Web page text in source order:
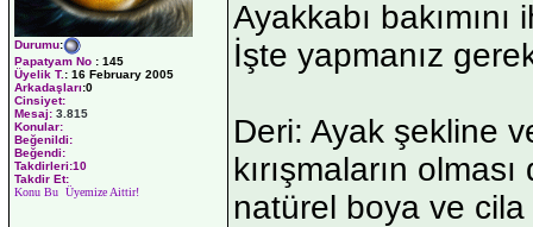
Durumu:
Papatyam No : 145
Üyelik T.: 16 February 2005
Arkadaşları:0
Cinsiyet:
Mesaj: 3.815
Konular:
Beğenildi:
Beğendi:
Takdirleri:10
Takdir Et:
Konu Bu Üyemize Aittir!
Ayakkabı
İşte yapmanız
Deri: Ayak şekline
kırışmaların
natürel boya ve cila